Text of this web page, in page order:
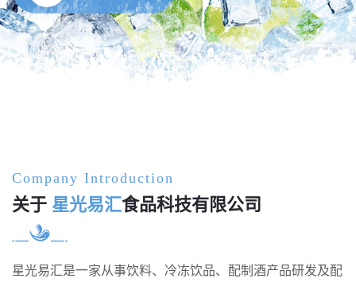
Company Introduction
关于 星光易汇食品科技有限公司
星光易汇是一家从事饮料、冷冻饮品、配制酒产品研发及配